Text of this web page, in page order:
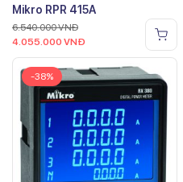
Mikro RPR 415A
6.540.000VNĐ
4.055.000 VNĐ
-38%